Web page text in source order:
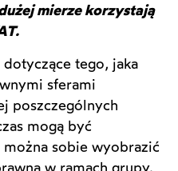
mierze korzystają
tego, jaka
sferami
poszczególnych
mogą być
sobie wyobrazić